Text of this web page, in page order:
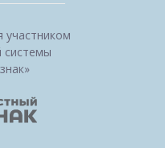
участником
системы